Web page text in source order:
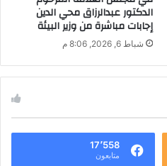
الدكتور عبدالرزاق محي الدين
إجابات مباشرة من وزير البيئة
شباط 6, 2026, 8:06 م
17٬558
متابعون